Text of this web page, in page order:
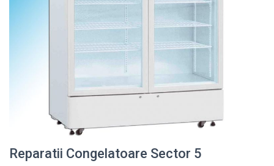
Reparatii Congelatoare Sector 5